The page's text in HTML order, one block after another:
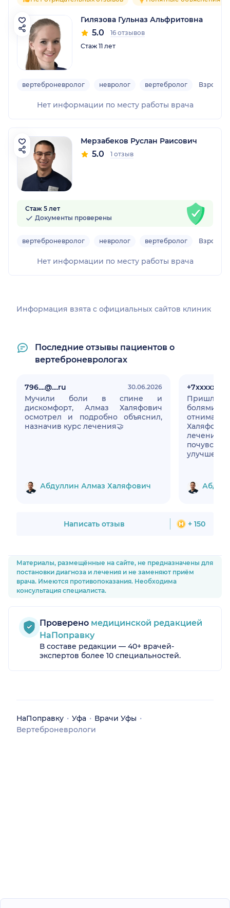
Гилязова Гульназ Альфритовна
5.0
16 отзывов
Стаж 11 лет
вертеброневролог невролог вертебролог
Нет информации по месту работы врача
Мерзабеков Руслан Раисович
5.0 1 отзыв
Стаж 5 лет
Документы проверены
вертеброневролог невролог вертебролог
Нет информации по месту работы врача
Информация взята c официальных сайтов клиник
Последние отзывы пациентов о
вертеброневрологах
796....@....ru 30.06.2026
Мучили боли в спине и
дискомфорт, Алмаз Халяфович
осмотрел и подробно объяснил,
назначив курс лечения🤝
Абдуллин Алмаз Халяфович
Пришла
болями в
лечение
Написать отзыв + 150
Материалы, размещённые на сайте, не предназначены для
постановки диагноза и лечения и не заменяют приём
врача. Имеются противопоказания. Необходима
консультация специалиста.
Проверено медицинской редакцией
НаПоправку
В составе редакции — 40+ врачей-
экспертов более 10 специальностей.
НаПоправку Уфа
Врачи Уфы
Вертеброневрологи